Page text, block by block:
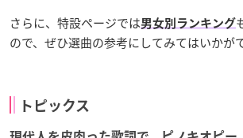
さらに、特設ページでは男女別ランキング
ので、ぜひ選曲の参考にしてみてはいかが
トピックス